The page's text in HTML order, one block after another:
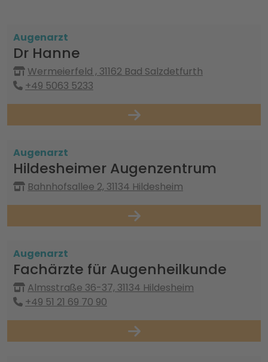
Augenarzt
Dr Hanne
Wermeierfeld , 31162 Bad Salzdetfurth
+49 5063 5233
Augenarzt
Hildesheimer Augenzentrum
Bahnhofsallee 2, 31134 Hildesheim
Augenarzt
Fachärzte für Augenheilkunde
Almsstraße 36-37, 31134 Hildesheim
+49 51 21 69 70 90